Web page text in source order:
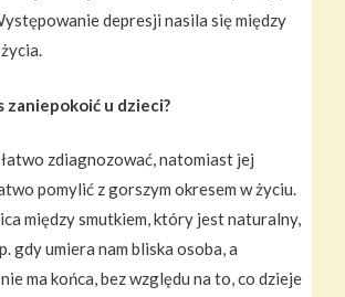
depresji nasila się między
zaniepokoić u dzieci?
zdiagnozować, natomiast jej
pomylić z gorszym okresem w życiu.
między smutkiem, który jest naturalny,
gdy umiera nam bliska osoba, a
ma końca, bez względu na to, co dzieje